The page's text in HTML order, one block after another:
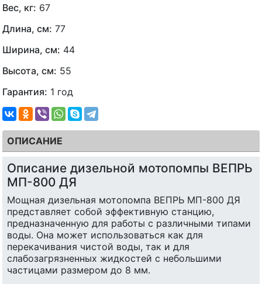
Вес, кг: 67
Длина, см: 77
Ширина, см: 44
Высота, см: 55
Гарантия: 1 год
ОПИСАНИЕ
Описание дизельной мотопомпы ВЕПРЬ
МП-800 ДЯ
Мощная дизельная мотопомпа ВЕПРЬ МП-800 ДЯ
представляет собой эффективную станцию,
предназначенную для работы с различными типами
воды. Она может использоваться как для
перекачивания чистой воды, так и для
слабозагрязненных жидкостей с небольшими
частицами размером до 8 мм.